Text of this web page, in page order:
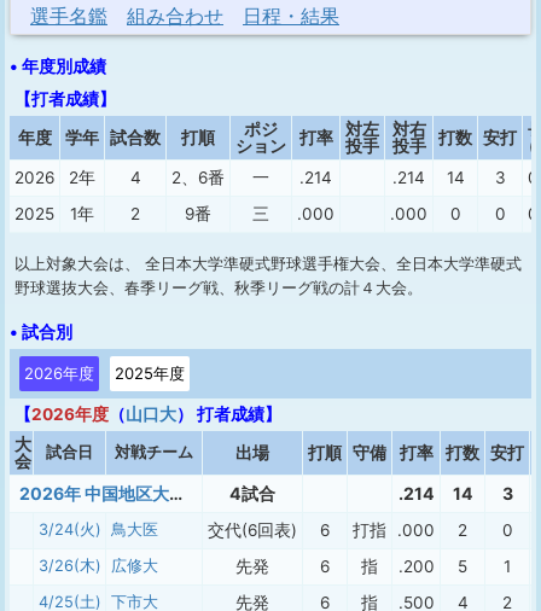
選手名鑑 組み合わせ 日程・結果
• 年度別成績
【打者成績】
年度
学年 試合数 打順
ポジ
ション
打率
対左
投手
対右
投手
打数 安打
(
2026
2年 4 2、6番 一 .214 .214 14 3
2025
1年 2 9番 三 .000 .000 0 0
以上対象大会は、 全日本大学準硬式野球選手権大会、全日本大学準硬式
野球選抜大会、春季リーグ戦、秋季リーグ戦の計４大会。
• 試合別
2026年度 2025年度
【2026年度 （山口大） 打者成績】
大
会
試合日 対戦チーム 出場 打順 守備 打率 打数 安打
2026年 中国地区大学準硬式春季（１部） 4試合 .214 14 3
3/24(火) 鳥大医 交代(6回表) 6 打指 .000 2 0
3/26(木) 広修大 先発 6 指 .200 5 1
4/25(土) 下市大 先発 6 指 .500 4 2